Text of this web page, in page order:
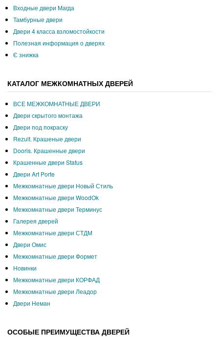
Входные двери Магда
Тамбурные двери
Двери 4 класса взломостойкости
Полезная информация о дверях
Є знижка
КАТАЛОГ МЕЖКОМНАТНЫХ ДВЕРЕЙ
ВСЕ МЕЖКОМНАТНЫЕ ДВЕРИ
Двери скрытого монтажа
Двери под покраску
Rezult. Крашеные двери
Dooris. Крашенные двери
Крашенные двери Status
Двери Art Porte
Межкомнатные двери Новый Стиль
Межкомнатные двери WoodOk
Межкомнатные двери Терминус
Галерея дверей
Межкомнатные двери СТДМ
Двери Омис
Межкомнатные двери Формет
Новинки
Межкомнатные двери КОРФАД
Межкомнатные двери Леадор
Двери Неман
ОСОБЫЕ ПРЕИМУЩЕСТВА ДВЕРЕЙ